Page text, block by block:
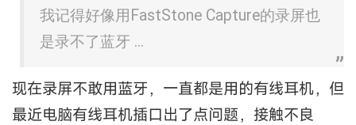
我记得好像用FastStone Capture的录屏也
是录不了蓝牙 ...
现在录屏不敢用蓝牙，一直都是用的有线耳机，但
最近电脑有线耳机插口出了点问题，接触不良